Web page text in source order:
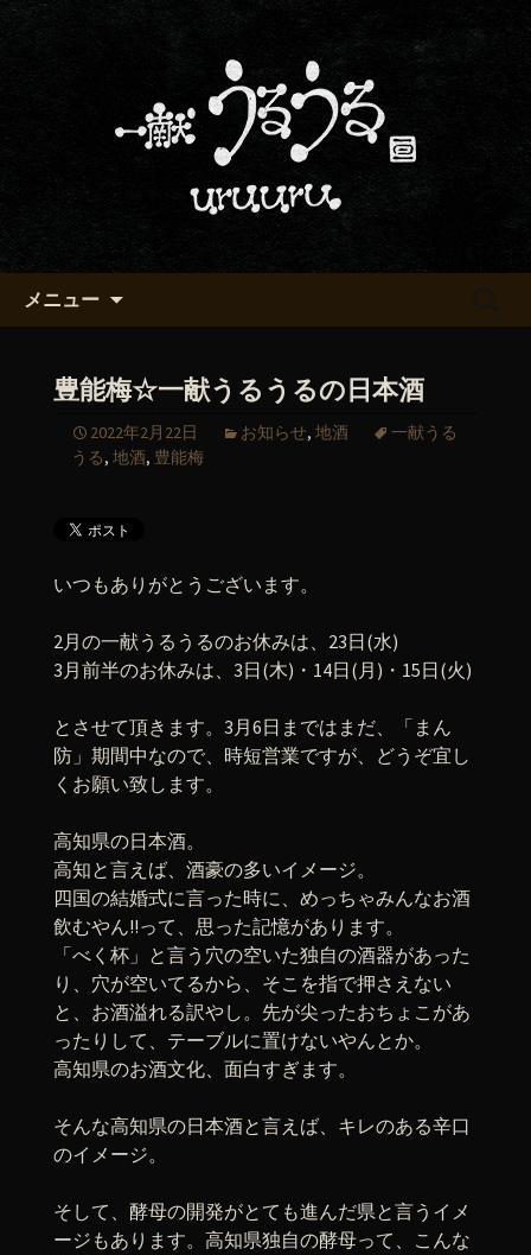
京都・五条でおいしい地酒が飲
める「一献うるうる」のブロ
京都・五条烏丸の町屋居酒屋「一献う
るうる」からのお知らせ
メニュー
豊能梅☆一献うるうるの日本酒
2022年2月22日 お知らせ, 地酒
一献うる
うる, 地酒, 豊能梅
いつもありがとうございます。
2月の一献うるうるのお休みは、23日(水)
3月前半のお休みは、3日(木)・14日(月)・15日(火)
とさせて頂きます。3月6日まではまだ、「まん
防」期間中なので、時短営業ですが、どうぞ宜し
くお願い致します。
高知県の日本酒。
高知と言えば、酒豪の多いイメージ。
四国の結婚式に言った時に、めっちゃみんなお酒
飲むやん!!って、思った記憶があります。
「べく杯」と言う穴の空いた独自の酒器があった
り、穴が空いてるから、そこを指で押さえない
と、お酒溢れる訳やし。先が尖ったおちょこがあ
ったりして、テーブルに置けないやんとか。
高知県のお酒文化、面白すぎます。
そんな高知県の日本酒と言えば、キレのある辛口
のイメージ。
そして、酵母の開発がとても進んだ県と言うイメ
ージもあります。高知県独自の酵母って、こんな